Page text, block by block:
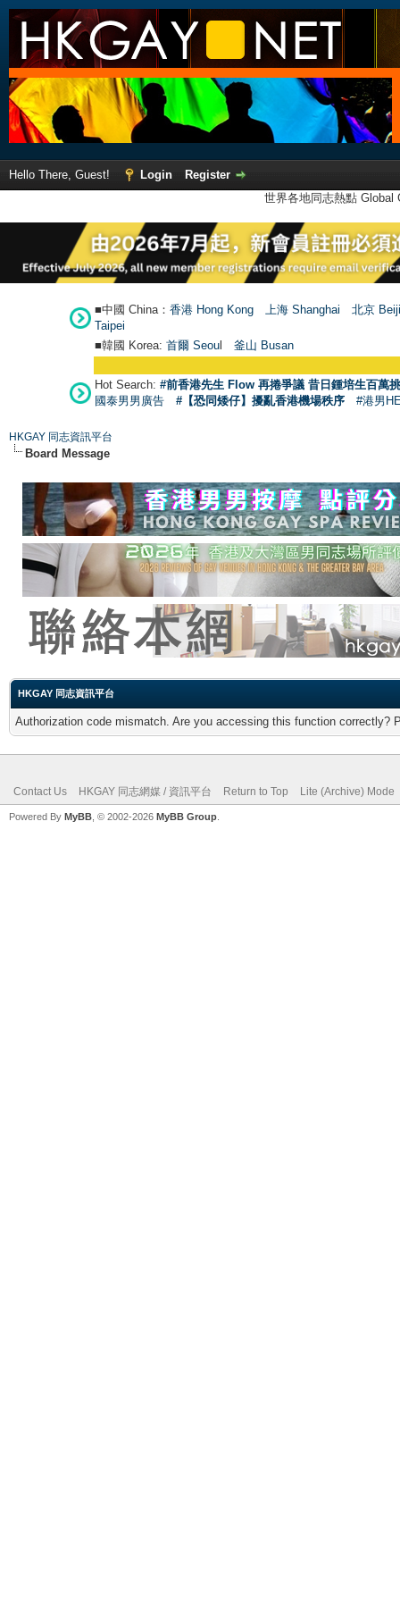
Hello There, Guest! Login
Register
世界各地同志熱點
■中國 China： 香港 Hong Kong 上海 Shanghai
北京
Taipei
■韓國 Korea: 首爾 Seoul 釜山 Busan
Hot Search: #前香港先生 Flow 再捲爭議 昔日鍾培生百萬
國泰男男廣告
#【恐同矮仔】擾亂香港機場秩序 #港男
HKGAY 同志資訊平台
Board Message
HKGAY 同志資訊平台
Authorization code mismatch. Are you accessing this function correctly?
Contact Us HKGAY 同志網媒 / 資訊平台 Return to Top Lite (Archive) Mode
Powered By MyBB , © 2002-2026 MyBB Group